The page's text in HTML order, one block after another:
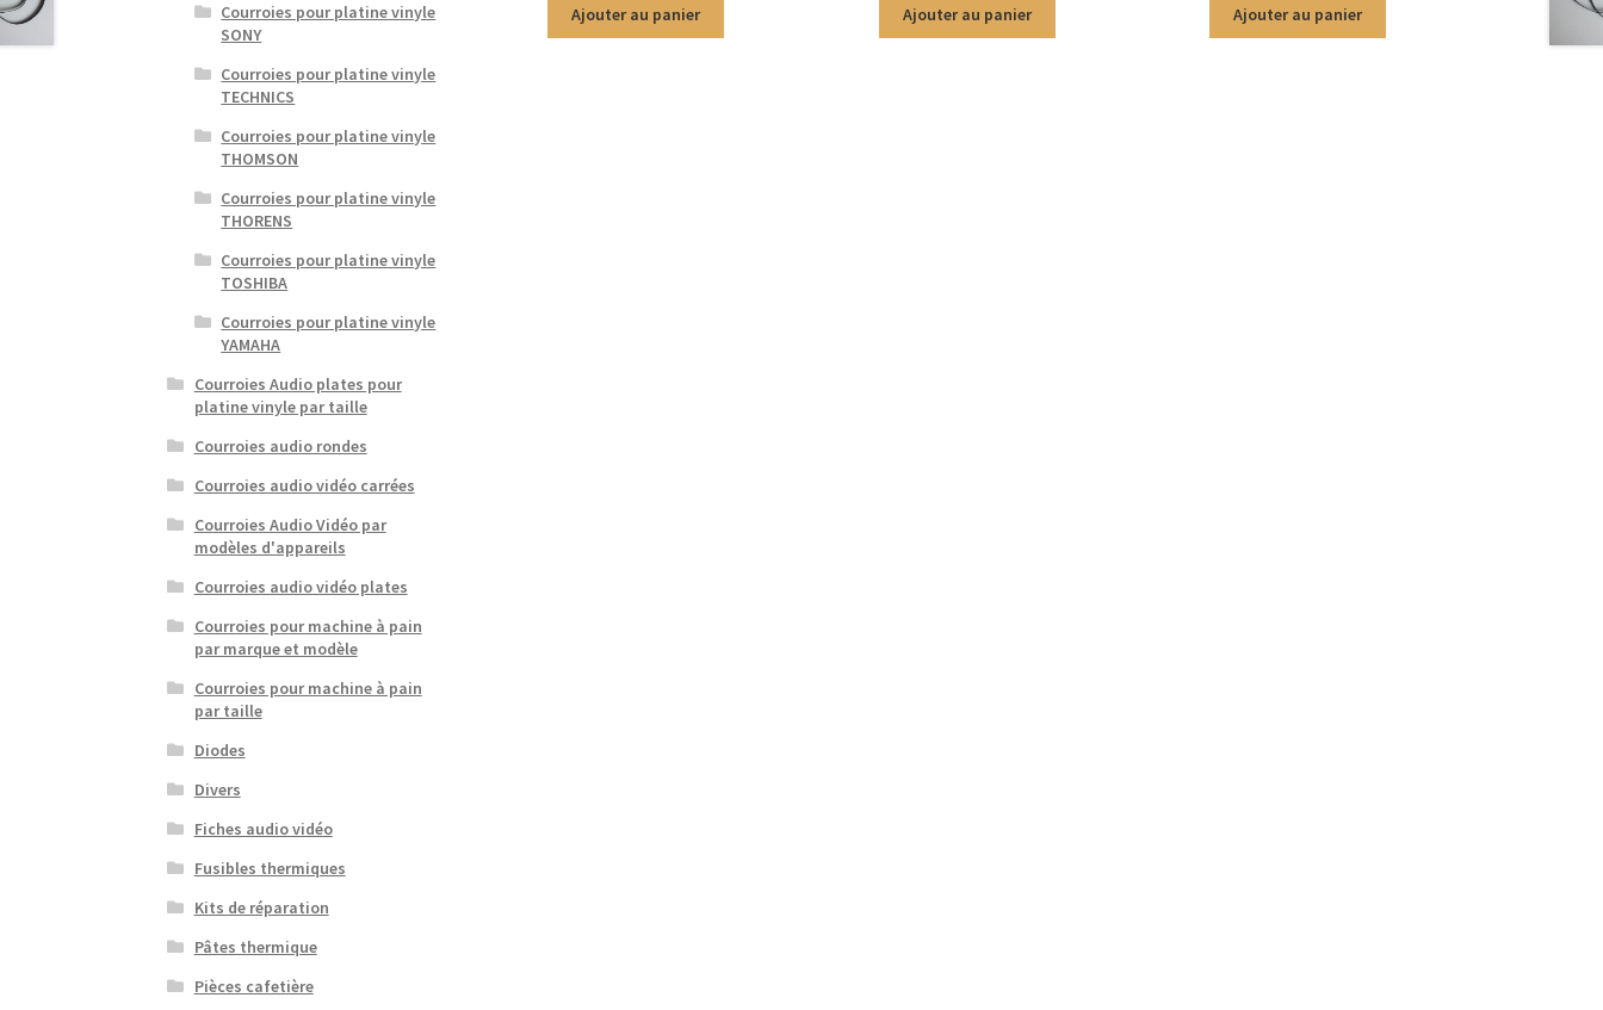
Ajouter au panier Ajouter au panier Ajouter au panier
Courroies pour platine vinyle
SONY
Courroies pour platine vinyle
TECHNICS
Courroies pour platine vinyle
THOMSON
Courroies pour platine vinyle
THORENS
Courroies pour platine vinyle
TOSHIBA
Courroies pour platine vinyle
YAMAHA
Courroies Audio plates pour
platine vinyle par taille
Courroies audio rondes
Courroies audio vidéo carrées
Courroies Audio Vidéo par
modèles d'appareils
Courroies audio vidéo plates
Courroies pour machine à pain
par marque et modèle
Courroies pour machine à pain
par taille
Diodes
Divers
Fiches audio vidéo
Fusibles thermiques
Kits de réparation
Pâtes thermique
Pièces cafetière